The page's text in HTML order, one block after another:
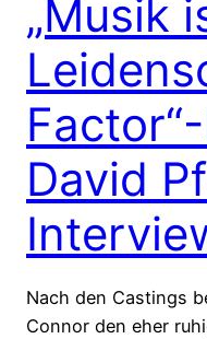
„Musik
David
Nach den Castings
Connor den eher